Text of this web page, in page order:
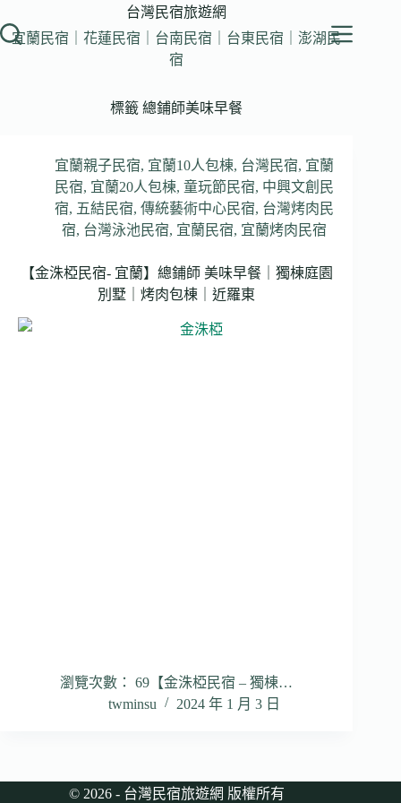
至
台灣民宿旅遊網
宜蘭民宿｜花蓮民宿｜台南民宿｜台東民宿｜澎湖民
宿
標籤 總鋪師美味早餐
宜蘭親子民宿, 宜蘭10人包棟, 台灣民宿, 宜蘭
民宿, 宜蘭20人包棟,童玩節民宿, 中興文創民
宿, 五結民宿,傳統藝術中心民宿, 台灣烤肉民
宿, 台灣泳池民宿, 宜蘭民宿, 宜蘭烤肉民宿
【金洙椏民宿- 宜蘭】總鋪師 美味早餐｜獨棟庭園
別墅｜烤肉包棟｜近羅東
瀏覽次數： 69【金洙椏民宿 – 獨棟…
twminsu
2024 年 1 月 3 日
© 2026 - 台灣民宿旅遊網 版權所有